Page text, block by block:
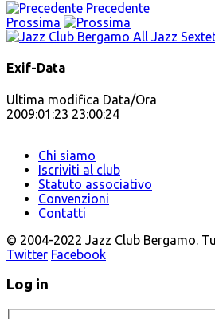
Precedente
Prossima
Exif-Data
Ultima modifica Data/Ora
2009:01:23 23:00:24
Chi siamo
Iscriviti al club
Statuto associativo
Convenzioni
Contatti
© 2004-2022 Jazz Club Bergamo.
Twitter Facebook
Log in